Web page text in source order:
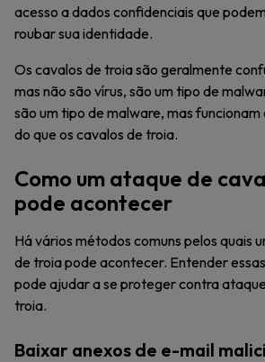
acesso a dados confidenciais que
roubar sua identidade.
Os cavalos de troia são geralmente
mas não são vírus, são um tipo de
são um tipo de malware, mas
do que os cavalos de troia.
Como um ataque de
pode acontecer
Há vários métodos comuns pelos quais
de troia pode acontecer. Entender
pode ajudar a se proteger contra
troia.
Baixar anexos de e-mail